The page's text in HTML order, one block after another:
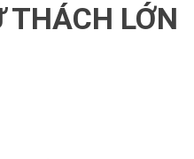
THÁCH LỚN